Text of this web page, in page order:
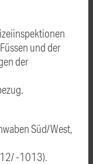
und der
der
Süd/West,
-1013).